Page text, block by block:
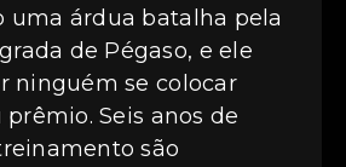
uma árdua batalha pela
de Pégaso, e ele
ninguém se colocar
Seis anos de
são